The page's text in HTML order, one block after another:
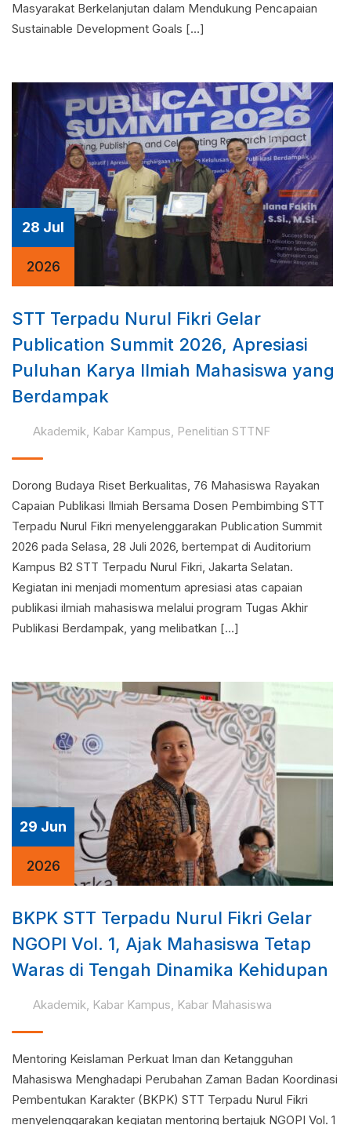
Masyarakat Berkelanjutan dalam Mendukung Pencapaian
Sustainable Development Goals […]
28 Jul
2026
STT Terpadu Nurul Fikri Gelar
Publication Summit 2026, Apresiasi
Puluhan Karya Ilmiah Mahasiswa yang
Berdampak
Akademik, Kabar Kampus, Penelitian STTNF
Dorong Budaya Riset Berkualitas, 76 Mahasiswa Rayakan
Capaian Publikasi Ilmiah Bersama Dosen Pembimbing STT
Terpadu Nurul Fikri menyelenggarakan Publication Summit
2026 pada Selasa, 28 Juli 2026, bertempat di Auditorium
Kampus B2 STT Terpadu Nurul Fikri, Jakarta Selatan.
Kegiatan ini menjadi momentum apresiasi atas capaian
publikasi ilmiah mahasiswa melalui program Tugas Akhir
Publikasi Berdampak, yang melibatkan […]
29 Jun
2026
BKPK STT Terpadu Nurul Fikri Gelar
NGOPI Vol. 1, Ajak Mahasiswa Tetap
Waras di Tengah Dinamika Kehidupan
Akademik, Kabar Kampus, Kabar Mahasiswa
Mentoring Keislaman Perkuat Iman dan Ketangguhan
Mahasiswa Menghadapi Perubahan Zaman Badan Koordinasi
Pembentukan Karakter (BKPK) STT Terpadu Nurul Fikri
menyelenggarakan kegiatan mentoring bertajuk NGOPI Vol. 1